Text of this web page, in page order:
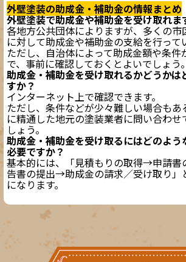
外壁塗装の助成金・補助金の情報まとめ
外壁塗装で助成金や補助金を受け取れま
各地方公共団体によりますが、多くの市
に対して助成金や補助金の支給を行って
ただし、自治体によって助成金額や条件
で、事前に確認しておくとよいでしょう。
助成金・補助金を受け取れるかどうかは
すか？
インターネット上で確認できます。
ただし、条件などが少々難しい場合もあ
に精通した地元の塗装業者に問い合わせ
しょう。
助成金・補助金を受け取るにはどのよ
必要ですか？
基本的には、「見積もりの取得→申請
告書の提出→助成金の請求／受け取り」
になります。